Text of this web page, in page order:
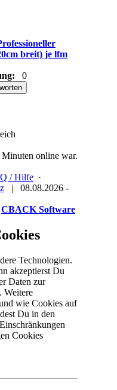
breit) je lfm
0
online war.
/ Hilfe ·
|
08.08.2026 -
CBACK Software
Technologien.
akzeptierst Du
Daten zur
Weitere
wie Cookies auf
Du in den
Cookies